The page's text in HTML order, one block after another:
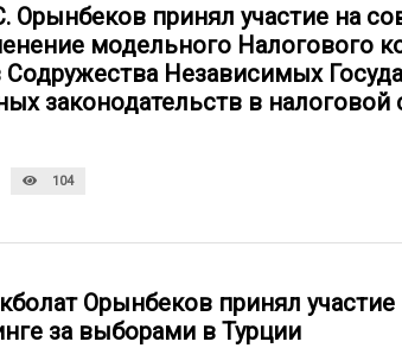
Орынбеков принял участие на
модельного Налогового
Содружества Независимых
законодательств в налоговой
104
Орынбеков принял участие
за выборами в Турции